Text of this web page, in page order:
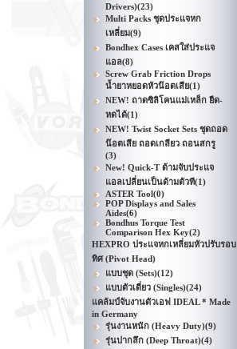
Drivers)(23)
Multi Packs ชุดประแจหก
เหลี่ยม(9)
Bondhex Cases เคสใส่ประแจ
แอล(8)
Screw Grab Friction Drops
น้ำยาหยอดหัวน๊อตเสีย(1)
NEW! ถาดซิลิโคนแม่เหล็ก ยืด-
หดได้(1)
NEW! Twist Socket Sets ชุดถอด
น๊อตเสีย ถอดเกลียว ถอนสกรู
(3)
New! Quick-T ด้ามจับประแจ
แอลเปลี่ยนเป็นด้ามตัวที(1)
ASTER Tool(0)
POP Displays and Sales
Aides(6)
Bondhus Torque Test
Comparison Hex Key(2)
HEXPRO ประแจหกเหลี่ยมหัวปรับรอบ
ทิศ (Pivot Head)
แบบชุด (Sets)(12)
แบบตัวเดี่ยว (Singles)(24)
แคล้มป์จับงานตัวเอฟ IDEAL * Made
in Germany
รุ่นงานหนัก (Heavy Duty)(9)
รุ่นปากลึก (Deep Throat)(4)